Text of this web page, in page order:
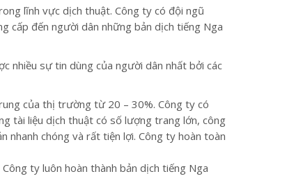
lĩnh vực dịch thuật. Công ty có đội ngũ
cấp đến người dân những bản dịch tiếng Nga
nhiều sự tin dùng của người dân nhất bởi các
của thị trường từ 20 – 30%. Công ty có
tài liệu dịch thuật có số lượng trang lớn, công
chóng và rất tiện lợi. Công ty hoàn toàn
ty luôn hoàn thành bản dịch tiếng Nga